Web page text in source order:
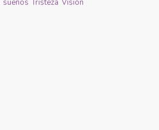
sueños Tristeza Visión